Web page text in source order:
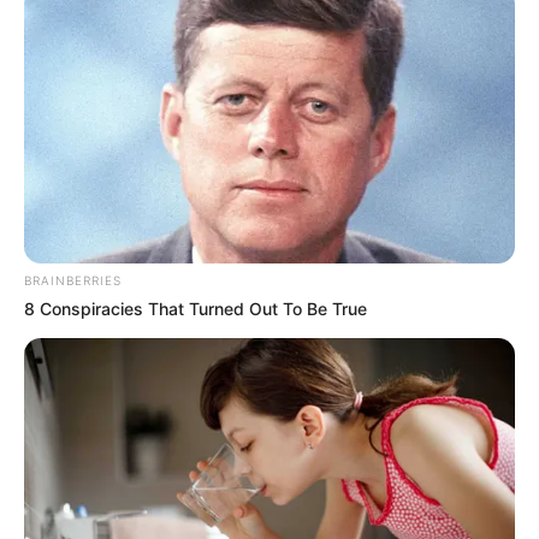
Nem érkezett azonnali gázolási jelentés
A történet egyik legmeglepőbb eleme, hogy a
feltételezett gázolásról nem érkezett azonnali
bejelentés. Információink szerint a halálesetre nem
az a mozdonyvezető hívta fel a figyelmet, aki
esetlegesen érintett lehetett volna az incidensben,
BRAINBERRIES
8 Conspiracies That Turned Out To Be True